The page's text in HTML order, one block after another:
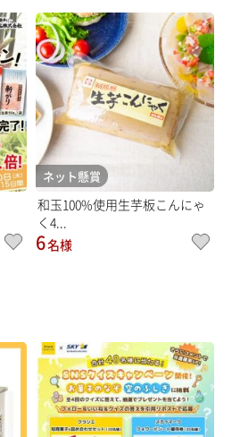
ネット懸賞
和玉100%使用生芋板こんにゃ
く4...
6名様